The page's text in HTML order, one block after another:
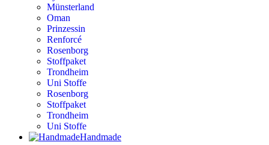
Münsterland
Oman
Prinzessin
Renforcé
Rosenborg
Stoffpaket
Trondheim
Uni Stoffe
Rosenborg
Stoffpaket
Trondheim
Uni Stoffe
Handmade